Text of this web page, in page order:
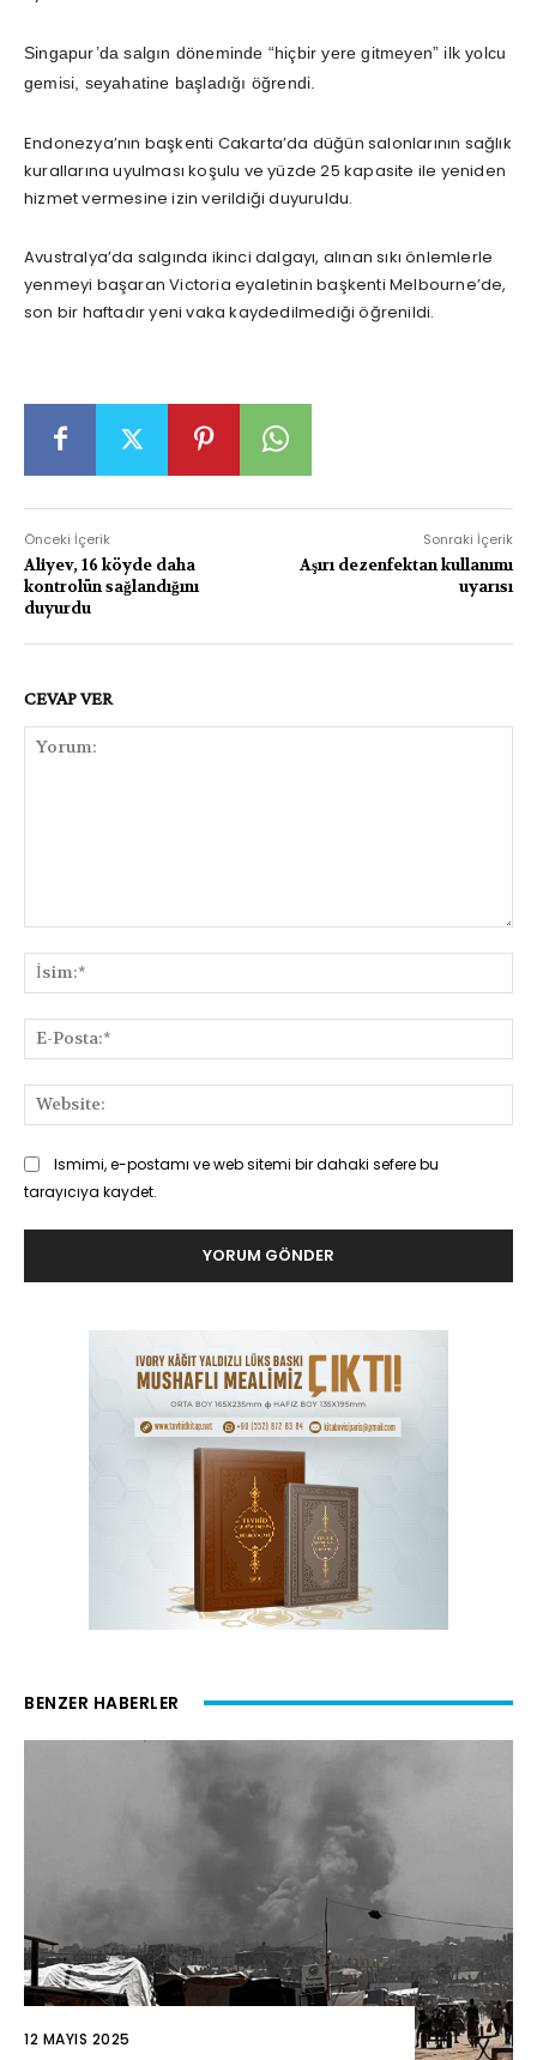
Singapur’da salgın döneminde “hiçbir yere gitmeyen” ilk yolcu
gemisi, seyahatine başladığı öğrendi.
Endonezya’nın başkenti Cakarta’da düğün salonlarının sağlık
kurallarına uyulması koşulu ve yüzde 25 kapasite ile yeniden
hizmet vermesine izin verildiği duyuruldu.
Avustralya’da salgında ikinci dalgayı, alınan sıkı önlemlerle
yenmeyi başaran Victoria eyaletinin başkenti Melbourne’de,
son bir haftadır yeni vaka kaydedilmediği öğrenildi.
Önceki İçerik
Aliyev, 16 köyde daha
kontrolün sağlandığını
duyurdu
Sonraki İçerik
Aşırı dezenfektan kullanımı
uyarısı
CEVAP VER
Ismimi, e-postamı ve web sitemi bir dahaki sefere bu
tarayıcıya kaydet.
BENZER HABERLER
12 MAYIS 2025